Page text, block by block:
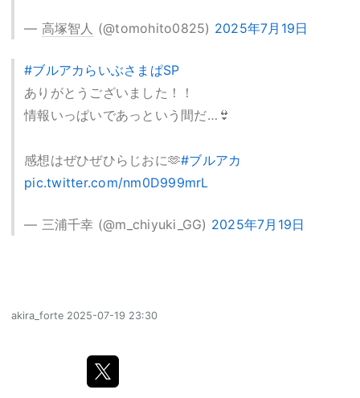
— 高塚智人 (@tomohito0825) 2025年7月19日
#ブルアカらいぶさまぱSP
ありがとうございました！！
情報いっぱいであっという間だ…👙
感想はぜひぜひらじおに🫶#ブルアカ
pic.twitter.com/nm0D999mrL
— 三浦千幸 (@m_chiyuki_GG) 2025年7月19日
akira_forte 2025-07-19 23:30